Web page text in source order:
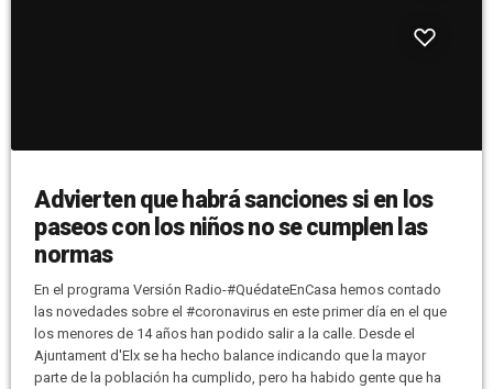
Advierten que habrá sanciones si en los
paseos con los niños no se cumplen las
normas
En el programa Versión Radio-#QuédateEnCasa hemos contado
las novedades sobre el #coronavirus en este primer día en el que
los menores de 14 años han podido salir a la calle. Desde el
Ajuntament d'Elx se ha hecho balance indicando que la mayor
parte de la población ha cumplido, pero ha habido gente que ha